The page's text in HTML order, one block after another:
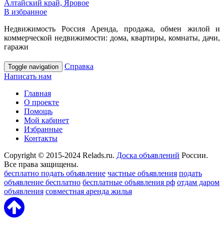
Алтайский край, Яровое
В избранное
Недвижимость Россия Аренда, продажа, обмен жилой и
коммерческой недвижимости: дома, квартиры, комнаты, дачи,
гаражи
Toggle navigation
Справка
Написать нам
Главная
О проекте
Помощь
Мой кабинет
Избранные
Контакты
Copyright © 2015-2024 Relads.ru. Доска объявлений России.
Все права защищены.
бесплатно подать объявление частные объявления подать
объявление бесплатно бесплатные объявления рф отдам даром
объявления совместная аренда жилья